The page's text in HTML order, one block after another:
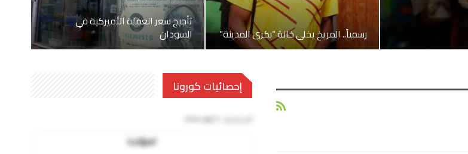
رسمياً.. المريخ يخلي خانة “بكري المدينة”
تأجيج سعر العملة الأميركية في
السودان
إحصائيات كورونا
المؤكدة